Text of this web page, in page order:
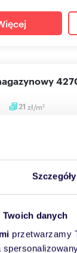
Szczegóły
danych
przetwarzamy
21 zł/m2
składowania w...